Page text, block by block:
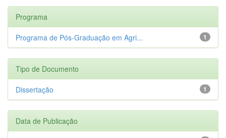
Programa
1
Programa de Pós-Graduação em Agri...
Tipo de Documento
1
Dissertação
Data de Publicação